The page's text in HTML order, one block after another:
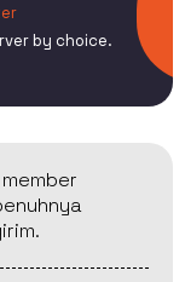
by choice.